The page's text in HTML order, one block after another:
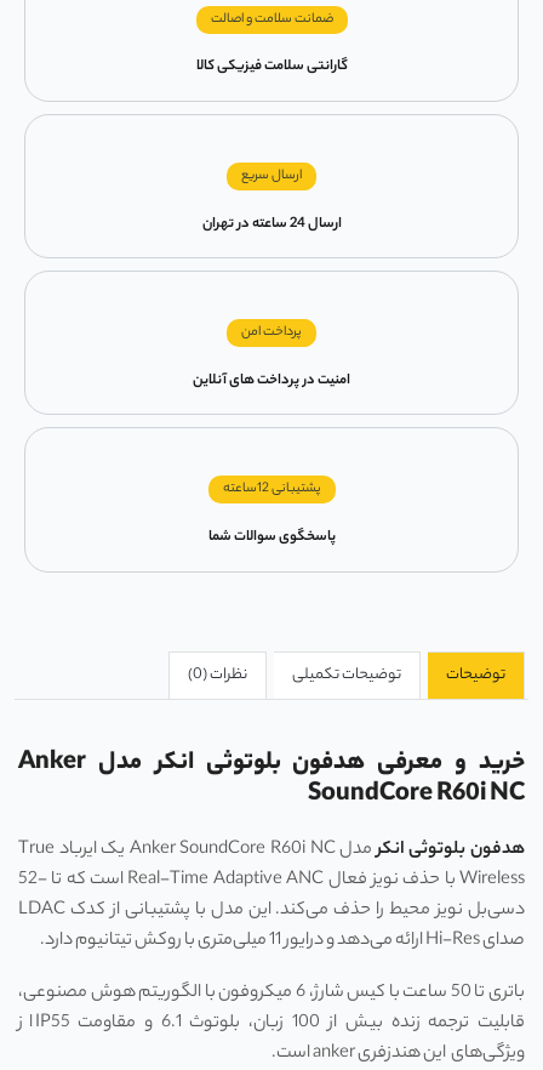
ضمانت سلامت و اصالت
گارانتی سلامت فیزیکی کالا
ارسال سریع
ارسال 24 ساعته در تهران
پرداخت امن
امنیت در پرداخت های آنلاین
پشتیبانی 12ساعته
پاسخگوی سوالات شما
توضیحات توضیحات تکمیلی نظرات (0)
خرید و معرفی هدفون بلوتوثی انکر مدل Anker
SoundCore R60i NC
هدفون بلوتوثی انکر
مدل Anker SoundCore R60i NC یک ایرباد True
Wireless با حذف نویز فعال Real-Time Adaptive ANC است که تا -52
دسی‌بل نویز محیط را حذف می‌کند. این مدل با پشتیبانی از کدک LDAC
صدای Hi-Res ارائه می‌دهد و درایور 11 میلی‌متری با روکش تیتانیوم دارد.
باتری تا 50 ساعت با کیس شارژ، 6 میکروفون با الگوریتم هوش مصنوعی،
قابلیت ترجمه زنده بیش از 100 زبان، بلوتوث 6.1 و مقاومت IP55 از
ویژگی‌های این هندزفری anker است.